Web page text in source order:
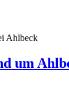
Ahlbeck
um